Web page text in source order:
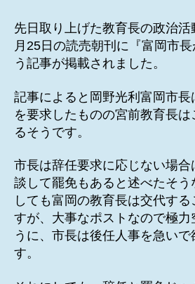
先日取り上げた教育長の政治
月25日の読売朝刊に『富岡市
う記事が掲載されました。
記事によると岡野光利富岡市
を要求したものの宮前教育長
るそうです。
市長は辞任要求に応じない場合
談して罷免もあると述べたそう
しても富岡の教育長は交代す
すが、大事なポストなので極力
うに、市長は後任人事を急いで
す。